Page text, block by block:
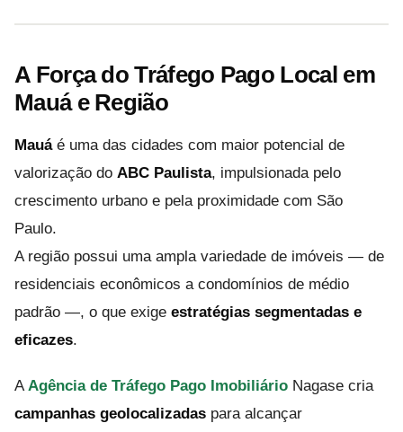
A Força do Tráfego Pago Local em
Mauá e Região
Mauáé uma das cidades com maior potencial de
valorização do ABC Paulista, impulsionada pelo
crescimento urbano e pela proximidade com São
Paulo.
A região possui uma ampla variedade de imóveis — de
residenciais econômicos a condomínios de médio
padrão —, o que exige estratégias segmentadas e
eficazes.
AAgência de Tráfego Pago Imobiliário Nagase cria
campanhas geolocalizadas para alcançar